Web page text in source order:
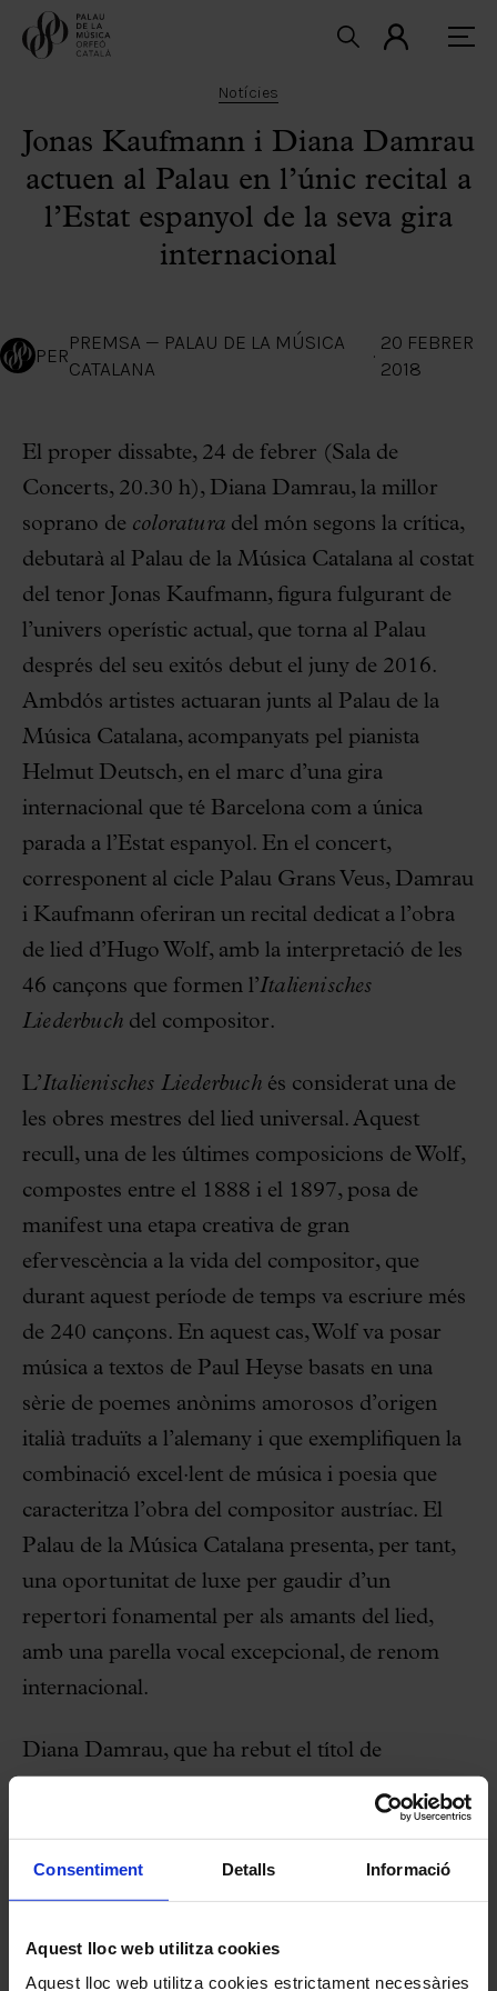
Consentiment Detalls Informació
Aquest lloc web utilitza cookies
Aquest lloc web utilitza cookies estrictament necessàries
Notícies
Jonas Kaufmann i Diana Damrau
actuen al Palau en l’únic recital a
l’Estat espanyol de la seva gira
internacional
PER
PREMSA — PALAU DE LA MÚSICA
CATALANA
·
20 FEBRER
2018
El proper dissabte, 24 de febrer (Sala de
Concerts, 20.30 h), Diana Damrau, la millor
soprano de coloratura del món segons la crítica,
debutarà al Palau de la Música Catalana al costat
del tenor Jonas Kaufmann, figura fulgurant de
l’univers operístic actual, que torna al Palau
després del seu exitós debut el juny de 2016.
Ambdós artistes actuaran junts al Palau de la
Música Catalana, acompanyats pel pianista
Helmut Deutsch, en el marc d’una gira
internacional que té Barcelona com a única
parada a l’Estat espanyol. En el concert,
corresponent al cicle Palau Grans Veus, Damrau
i Kaufmann oferiran un recital dedicat a l’obra
de lied d’Hugo Wolf, amb la interpretació de les
46 cançons que formen l’Italienisches
Liederbuch del compositor.
L’Italienisches Liederbuch és considerat una de
les obres mestres del lied universal. Aquest
recull, una de les últimes composicions de Wolf,
compostes entre el 1888 i el 1897, posa de
manifest una etapa creativa de gran
efervescència a la vida del compositor, que
durant aquest període de temps va escriure més
de 240 cançons. En aquest cas, Wolf va posar
música a textos de Paul Heyse basats en una
sèrie de poemes anònims amorosos d’origen
italià traduïts a l’alemany i que exemplifiquen la
combinació excel·lent de música i poesia que
caracteritza l’obra del compositor austríac. El
Palau de la Música Catalana presenta, per tant,
una oportunitat de luxe per gaudir d’un
repertori fonamental per als amants del lied,
amb una parella vocal excepcional, de renom
internacional.
Diana Damrau, que ha rebut el títol de
la Bayerische Staatsoper de Munic, porta dues
dècades als escenaris operístics i participant als
concerts més importants arreu. El seu ampli
coloratura,